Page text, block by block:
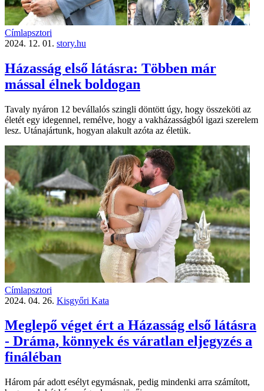
Címlapsztori
2024. 12. 01. story.hu
Házasság első látásra: Többen már
mással élnek boldogan
Tavaly nyáron 12 bevállalós szingli döntött úgy, hogy összeköti az
életét egy idegennel, remélve, hogy a vakházasságból igazi szerelem
lesz. Utánajártunk, hogyan alakult azóta az életük.
Címlapsztori
2024. 04. 26. Kisgyőri Kata
Meglepő véget ért a Házasság első látásra
- Dráma, könnyek és váratlan eljegyzés a
fináléban
Három pár adott esélyt egymásnak, pedig mindenki arra számított,